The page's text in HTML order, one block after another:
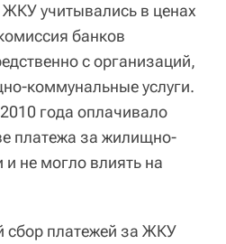
учитывались в ценах
банков
с организаций,
коммунальные услуги.
года оплачивало
платежа за жилищно-
не могло влиять на
сбор платежей за ЖКУ